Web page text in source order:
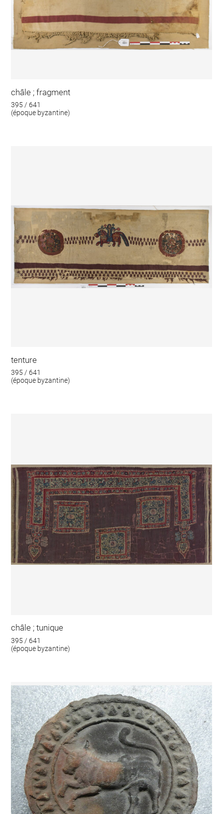
châle ; fragment
395 / 641
(époque byzantine)
tenture
395 / 641
(époque byzantine)
châle ; tunique
395 / 641
(époque byzantine)